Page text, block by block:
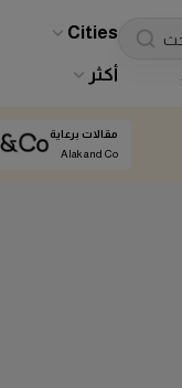
Cities
أكثر
مقالات برعاية
Alak and Co